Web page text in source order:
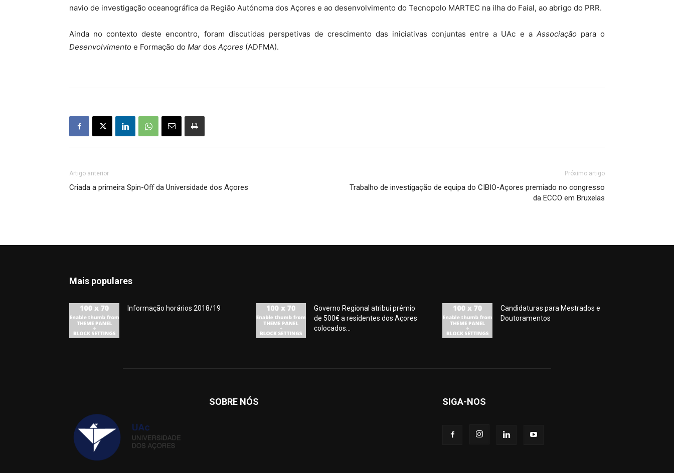
navio de investigação oceanográfica da Região Autónoma dos Açores e ao desenvolvimento do Tecnopolo MARTEC na ilha do Faial, ao abrigo do PRR.
Ainda no contexto deste encontro, foram discutidas perspetivas de crescimento das iniciativas conjuntas entre a UAc e a Associaçãopara o
Desenvolvimento e Formação do Mar dos Açores (ADFMA).
Artigo anterior
Criada a primeira Spin-Oﬀ da Universidade dos Açores
Próximo artigo
Trabalho de investigação de equipa do CIBIO-Açores premiado no congresso
da ECCO em Bruxelas
Mais populares
Informação horários 2018/19
Governo Regional atribui prémio
de 500€ a residentes dos Açores
colocados...
Candidaturas para Mestrados e
Doutoramentos
SOBRE NÓS SIGA-NOS